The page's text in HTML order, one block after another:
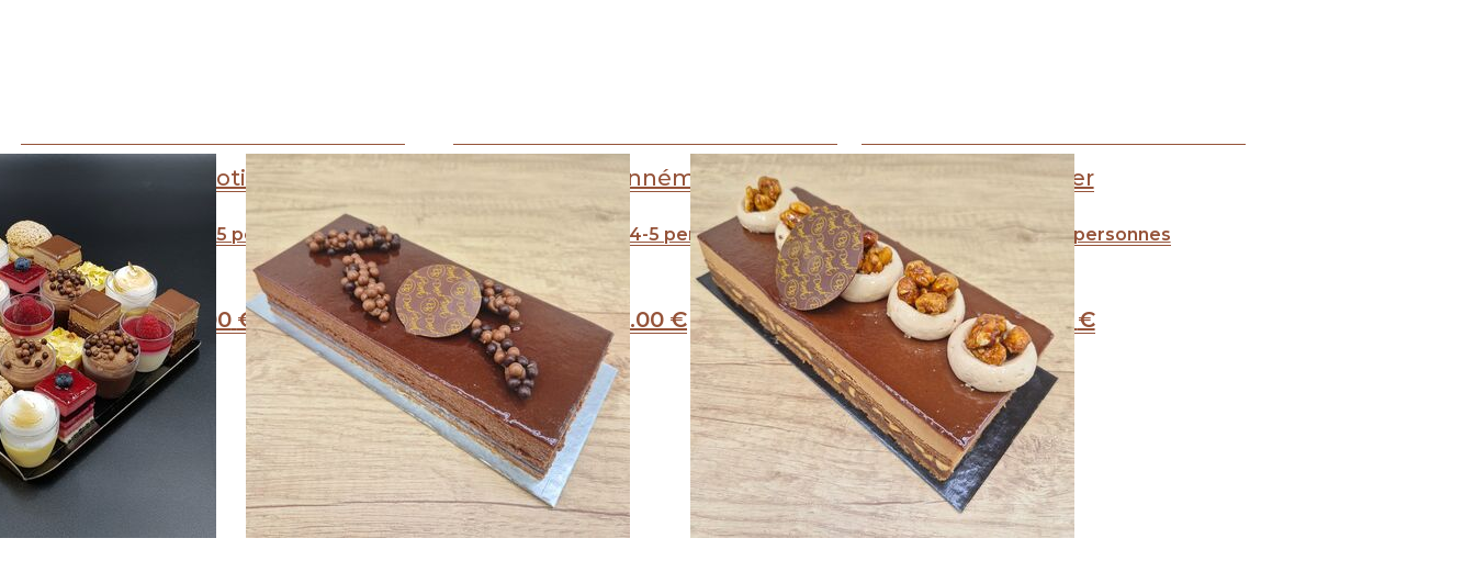
Abricotier
A partir de 4-5 personnes
26.00 €
Passionnément
A partir de 4-5 personnes
26.00 €
Fraisier
A partir de 4-6 personnes
26.00 €